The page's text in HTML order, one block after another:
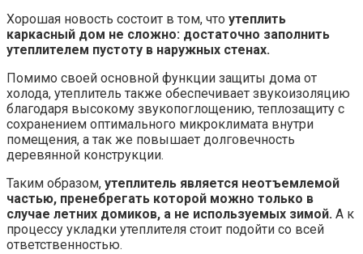
Хорошая новость состоит в том, что утеплить
каркасный дом не сложно: достаточно заполнить
утеплителем пустоту в наружных стенах.
Помимо своей основной функции защиты дома от
холода, утеплитель также обеспечивает звукоизоляцию
благодаря высокому звукопоглощению, теплозащиту с
сохранением оптимального микроклимата внутри
помещения, а так же повышает долговечность
деревянной конструкции.
Таким образом, утеплитель является неотъемлемой
частью, пренебрегать которой можно только в
случае летних домиков, а не используемых зимой. А к
процессу укладки утеплителя стоит подойти со всей
ответственностью.